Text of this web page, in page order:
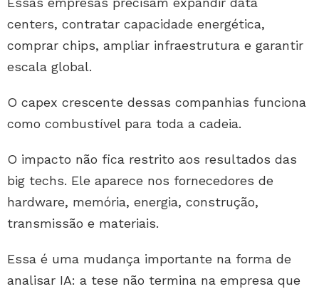
centers, contratar capacidade energética,
comprar chips, ampliar infraestrutura e garantir
escala global.
O capex crescente dessas companhias funciona
como combustível para toda a cadeia.
O impacto não fica restrito aos resultados das
big techs. Ele aparece nos fornecedores de
hardware, memória, energia, construção,
transmissão e materiais.
Essa é uma mudança importante na forma de
analisar IA: a tese não termina na empresa que